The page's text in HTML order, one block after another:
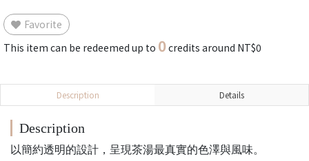
Favorite
This item can be redeemed up to 0credits around NT$0
Description Details
Description
以簡約透明的設計，呈現茶湯最真實的色澤與風味。